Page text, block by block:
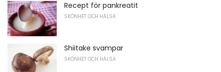
Recept för pankreatit
SKÖNHET OCH HÄLSA
Shiitake svampar
SKÖNHET OCH HÄLSA